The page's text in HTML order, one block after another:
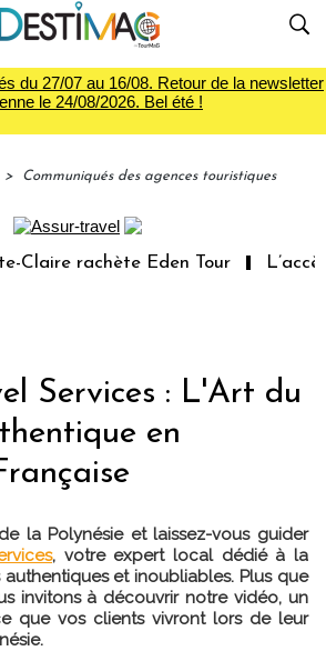
du 27/07 au 16/08. Retour de la newsletter
le 24/08/2026. Bel été !
>
Communiqués des agences touristiques
rachète Eden Tour
Services : L'Art du
en
la Polynésie et laissez-vous guider
, votre expert local dédié à la
et inoubliables. Plus que
invitons à découvrir notre vidéo, un
que vos clients vivront lors de leur